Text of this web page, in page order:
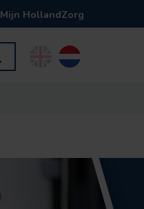
Mijn HollandZorg
EnglishNederlands